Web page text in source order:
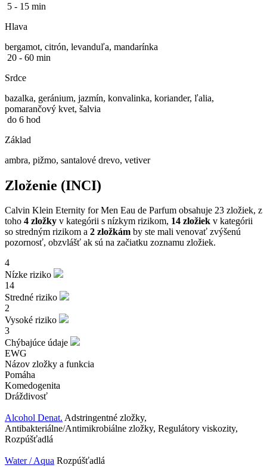
5 - 15 min
Hlava
bergamot, citrón, levanduľa, mandarínka
20 - 60 min
Srdce
bazalka, geránium, jazmín, konvalinka, koriander, ľalia,
pomarančový kvet, šalvia
do 6 hod
Základ
ambra, pižmo, santalové drevo, vetiver
Zloženie (INCI)
Calvin Klein Eternity for Men Eau de Parfum obsahuje 23 zložiek, z
toho 4 zložky v kategórii s nízkym rizikom, 14 zložiek v kategórii
so stredným rizikom a 2 zložkám by ste mali venovať zvýšenú
pozornosť, obzvlášť ak sú na začiatku zoznamu zložiek.
4
Nízke riziko
14
Stredné riziko
2
Vysoké riziko
3
Chýbajúce údaje
EWG
Názov zložky a funkcia
Pomáha
Komedogenita
Dráždivosť
Alcohol Denat. Adstringentné zložky,
Antibakteriálne/Antimikrobiálne zložky, Regulátory viskozity,
Rozpúšťadlá
Water / Aqua Rozpúšťadlá